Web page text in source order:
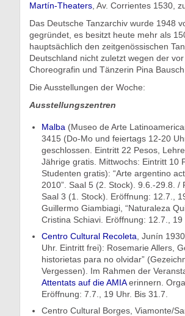
Martín-Theaters, Av. Corrientes 1530,
Das Deutsche Tanzarchiv wurde 1948
gegründet, es besitzt heute mehr als
hauptsächlich den zeitgenössischen
Deutschland nicht zuletzt wegen der
Choreografin und Tänzerin Pina
Die Ausstellungen der Woche:
Ausstellungszentren
Malba (Museo de Arte
3415 (Do-Mo und feiertags 12-20
geschlossen. Eintritt 22 Pesos,
Jährige gratis. Mittwochs: Eintritt 10
Studenten gratis): “Arte argentino
2010”. Saal 5 (2. Stock). 9.6.-29.8.
Saal 3 (1. Stock). Eröffnung: 12.7.,
Guillermo Giambiagi, “Naturaleza
Cristina Schiavi. Eröffnung: 12.7., 19
Centro Cultural Recoleta , Junín
Uhr. Eintritt frei): Rosemarie Allers,
historietas para no olvidar”
Vergessen). Im Rahmen der
Attentats auf die AMIAerinnern.
Eröffnung: 7.7., 19 Uhr. Bis 31.7.
Centro Cultural Borges, Viamonte/